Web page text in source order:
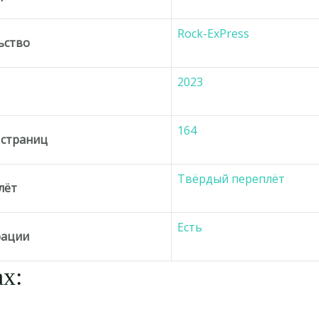
Rock-ExPress
2023
164
Твёрдый переплёт
Есть